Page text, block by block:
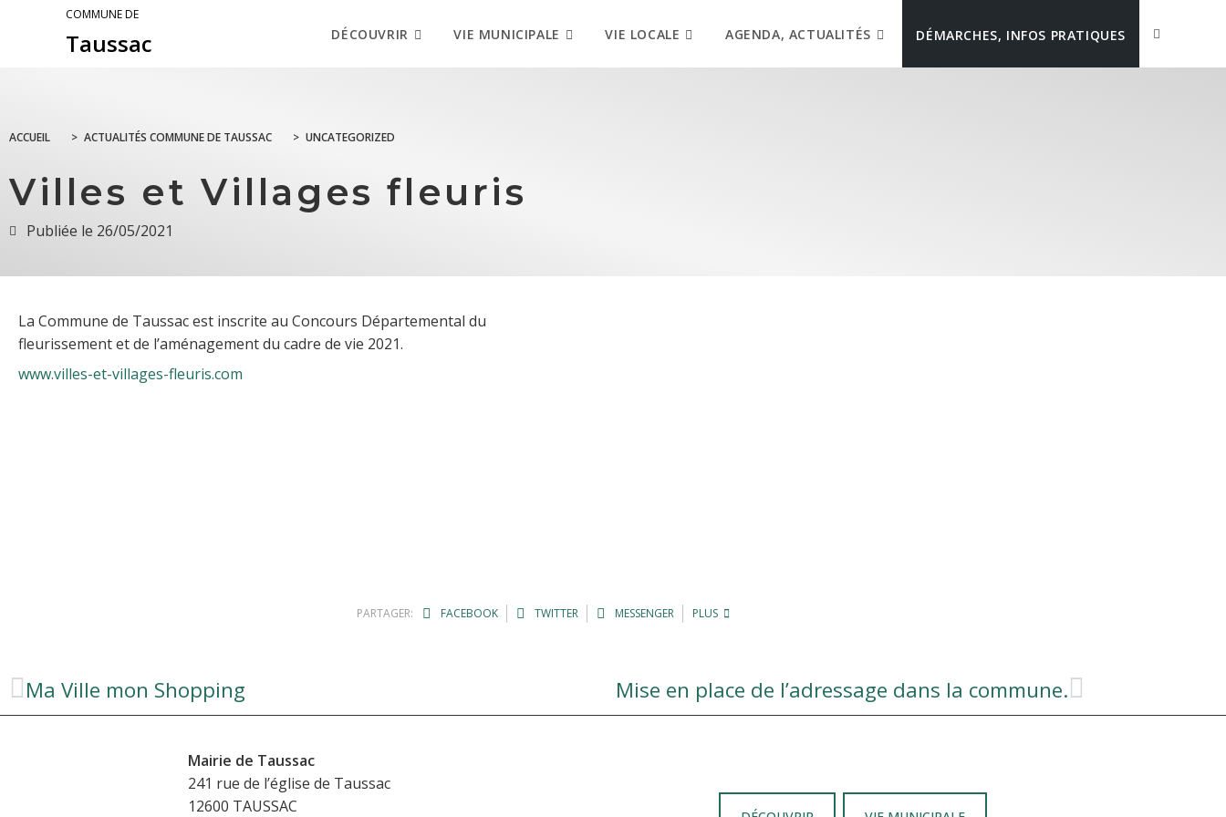
COMMUNE DE
Taussac DÉCOUVRIR VIE MUNICIPALE VIE LOCALE AGENDA, ACTUALITÉS DÉMARCHES, INFOS PRATIQUES
ACCUEIL > ACTUALITÉS COMMUNE DE TAUSSAC > UNCATEGORIZED
Villes et Villages fleuris
Publiée le 26/05/2021
La Commune de Taussac est inscrite au Concours Départemental du
fleurissement et de l’aménagement du cadre de vie 2021.
www.villes-et-villages-fleuris.com
PARTAGER: FACEBOOK TWITTER MESSENGER PLUS
Ma Ville mon Shopping Mise en place de l’adressage dans la commune.
Mairie de Taussac
241 rue de l’église de Taussac
12600 TAUSSAC